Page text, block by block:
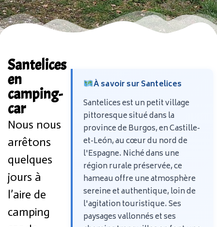
Santelices
en
camping-
car
Nous nous
arrêtons
quelques
jours à
l’aire de
camping
À savoir sur Santelices
Santelices est un petit village
pittoresque situé dans la
province de Burgos, en Castille-
et-León, au cœur du nord de
l'Espagne. Niché dans une
région rurale préservée, ce
hameau offre une atmosphère
sereine et authentique, loin de
l'agitation touristique. Ses
paysages vallonnés et ses